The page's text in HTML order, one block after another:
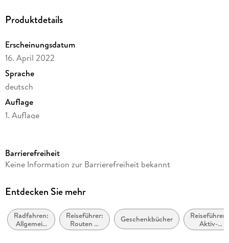
Produktdetails
Erscheinungsdatum
16. April 2022
Sprache
deutsch
Auflage
1. Auflage
Reihe
Autor/Autorin
Verlag/Hersteller
Droste Verlag
Barrierefreiheit
Keine Information zur Barrierefreiheit bekannt
Entdecken Sie mehr
Radfahren:
Allgemein
und
Reiseführer:
Routen &
Wege
Geschenkbücher
Reiseführer:
Aktiv-
Urlaub